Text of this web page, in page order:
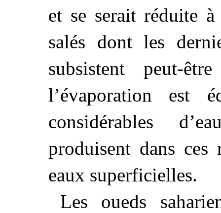
et se serait réduite
salés dont les
subsistent peut-
l’évaporation est
considérables
produisent dans ces
eaux superficielles.
Les oueds